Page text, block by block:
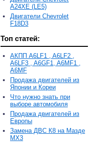
A24XE (LE5)
Двигатели Chevrolet
F18D3
Топ статей:
АКПП A6LF1 , A6LF2 ,
A6LF3 , A6GF1, A6MF1 ,
A6MF
Продажа двигателей из
Японии и Кореи
Что нужно знать при
выборе автомобиля
Продажа двигателей из
Европы
Замена ДВС К8 на Мазде
MX3